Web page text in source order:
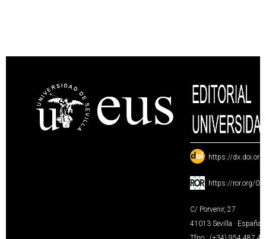
: https://
: https://ror.org/
C/ Porvenir, 27
41013 Sevilla · España